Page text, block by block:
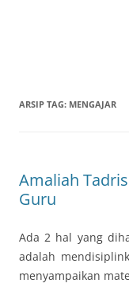
ARSIP TAG: MENGAJAR
Amaliah
Guru
Ada 2 hal yang
adalah
menyampaikan